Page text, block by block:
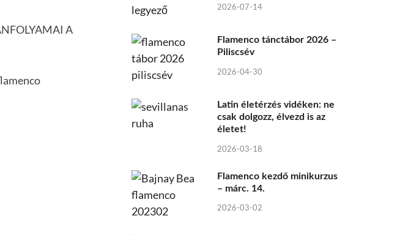
A
2026-07-14
Flamenco tánctábor 2026 –
Piliscsév
2026-04-30
Latin életérzés vidéken: ne
csak dolgozz, élvezd is az
életet!
2026-03-18
Flamenco kezdő minikurzus
– márc. 14.
2026-03-02